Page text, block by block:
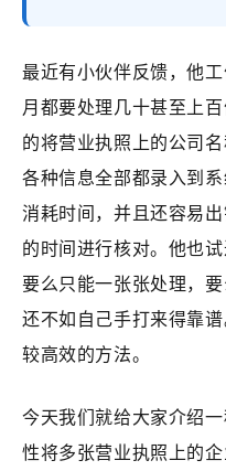
最近有小伙伴反馈，他
月都要处理几十甚至上
的将营业执照上的公司
各种信息全部都录入到
消耗时间，并且还容易
的时间进行核对。他也
要么只能一张张处理，
还不如自己手打来得靠
较高效的方法。
今天我们就给大家介绍
性将多张营业执照上的